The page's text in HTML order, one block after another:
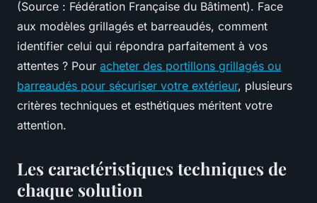
(Source : Fédération Française du Bâtiment). Face
aux modèles grillagés et barreaudés, comment
identifier celui qui répondra parfaitement à vos
attentes ? Pour acheter des portillons grillagés ou
barreaudés pour sécuriser votre extérieur, plusieurs
critères techniques et esthétiques méritent votre
attention.
Les caractéristiques techniques de
chaque solution